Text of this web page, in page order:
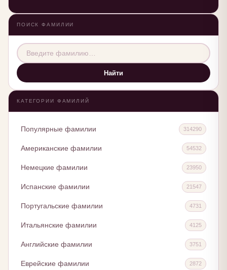
ПОИСК ФАМИЛИИ
Найти
КАТЕГОРИИ ФАМИЛИЙ
Популярные фамилии 314290
Американские фамилии 54532
Немецкие фамилии 23950
Испанские фамилии 21547
Португальские фамилии 4731
Итальянские фамилии 4125
Английские фамилии 3751
Еврейские фамилии 2872